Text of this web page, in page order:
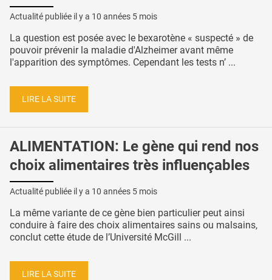
Actualité publiée il y a 10 années 5 mois
La question est posée avec le bexarotène « suspecté » de
pouvoir prévenir la maladie d'Alzheimer avant même
l'apparition des symptômes. Cependant les tests n’ ...
LIRE LA SUITE
ALIMENTATION: Le gène qui rend nos
choix alimentaires très influençables
Actualité publiée il y a 10 années 5 mois
La même variante de ce gène bien particulier peut ainsi
conduire à faire des choix alimentaires sains ou malsains,
conclut cette étude de l’Université McGill ...
LIRE LA SUITE